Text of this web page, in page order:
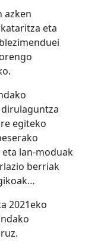
azken
eta
egiteko
lan-moduak
berriak
2021eko